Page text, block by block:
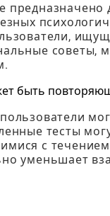
предназначено
советы,
быть
тесты
с
уменьшает